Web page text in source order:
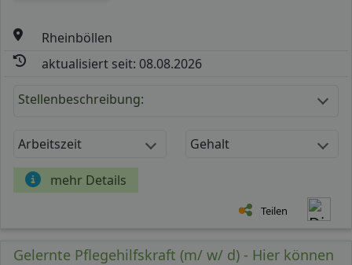
Rheinböllen
aktualisiert seit: 08.08.2026
Stellenbeschreibung:
Arbeitszeit Gehalt
mehr Details
Teilen
Gelernte Pflegehilfskraft (m/ w/ d) - Hier können